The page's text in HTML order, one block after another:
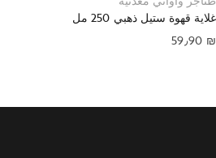
غلاية قهوة ستيل ذهبي 250 مل
59٫90 ₪